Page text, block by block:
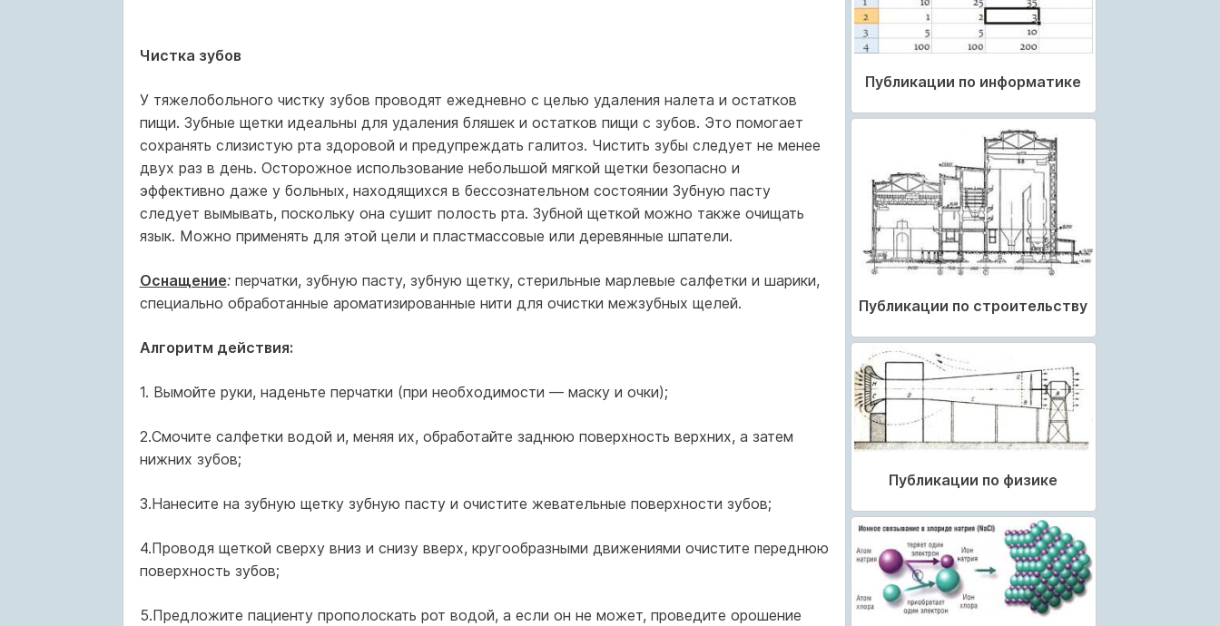
Чистка зубов
У тяжелобольного чистку зубов проводят ежедневно с целью удаления налета и остатков
пищи. Зубные щетки идеальны для удаления бляшек и остатков пищи с зубов. Это помогает
сохранять слизистую рта здоровой и предупреждать галитоз. Чистить зубы следует не менее
двух раз в день. Осторожное использование небольшой мягкой щетки безопасно и
эффективно даже у больных, находящихся в бессознательном состоянии Зубную пасту
следует вымывать, поскольку она сушит полость рта. Зубной щеткой можно также очищать
язык. Можно применять для этой цели и пластмассовые или деревянные шпатели.
Оснащение: перчатки, зубную пасту, зубную щетку, стерильные марлевые салфетки и шарики,
специально обработанные ароматизированные нити для очистки межзубных щелей.
Алгоритм действия:
1. Вымойте руки, наденьте перчатки (при необходимости — маску и очки);
2.Смочите салфетки водой и, меняя их, обработайте заднюю поверхность верхних, а затем
нижних зубов;
3.Нанесите на зубную щетку зубную пасту и очистите жевательные поверхности зубов;
4.Проводя щеткой сверху вниз и снизу вверх, кругообразными движениями очистите переднюю
поверхность зубов;
5.Предложите пациенту прополоскать рот водой, а если он не может, проведите орошение
Публикации по информатике
Публикации по строительству
Публикации по физике